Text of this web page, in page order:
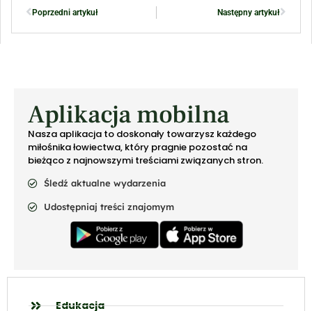
Poprzedni artykuł Następny artykuł
Aplikacja mobilna
Nasza aplikacja to doskonały towarzysz każdego
miłośnika łowiectwa, który pragnie pozostać na
bieżąco z najnowszymi treściami związanych stron.
Śledź aktualne wydarzenia
Udostępniaj treści znajomym
Edukacja